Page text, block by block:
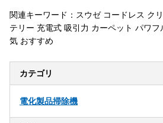
関連キーワード：スウゼ コードレス ク
テリー 充電式 吸引力 カーペット パワフ
気 おすすめ
カテゴリ
電化製品掃除機